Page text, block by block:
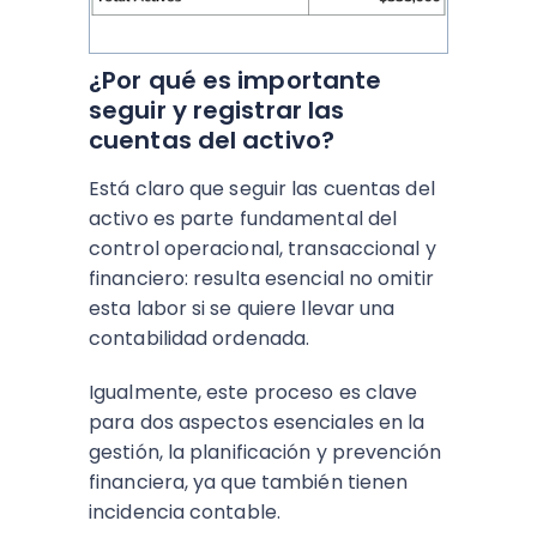
¿Por qué es importante
seguir y registrar las
cuentas del activo?
Está claro que seguir las cuentas del
activo es parte fundamental del
control operacional, transaccional y
financiero: resulta esencial no omitir
esta labor si se quiere llevar una
contabilidad ordenada.
Igualmente, este proceso es clave
para dos aspectos esenciales en la
gestión, la planificación y prevención
financiera, ya que también tienen
incidencia contable.